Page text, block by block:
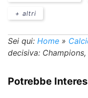
+ altri
Sei qui: Home »
decisiva:
Potrebbe